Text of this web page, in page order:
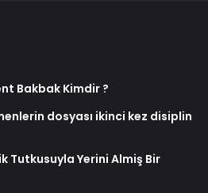
Bakbak Kimdir ?
dosyası ikinci kez disiplin
Tutkusuyla Yerini Almiş Bir